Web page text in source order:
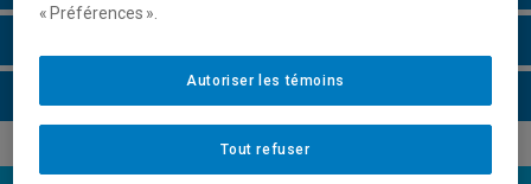
« Préférences ».
Tout refuser
Autoriser les témoins